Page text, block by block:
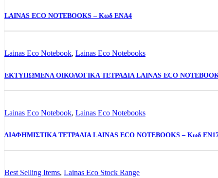
LAINAS ECO NOTEBOOKS – Κωδ ENA4
Lainas Eco Notebook, Lainas Eco Notebooks
ΕΚΤΥΠΩΜΕΝΑ ΟΙΚΟΛΟΓΙΚΑ ΤΕΤΡΑΔΙΑ LAINAS ECO
Lainas Eco Notebook, Lainas Eco Notebooks
ΔΙΑΦΗΜΙΣΤΙΚΑ ΤΕΤΡΑΔΙΑ LAINAS ECO NOTEBOOKS – Κωδ
Best Selling Items, Lainas Eco Stock Range